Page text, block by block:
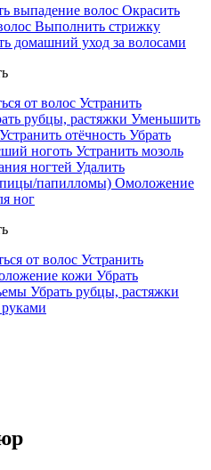
выпадение волос Окрасить
Выполнить стрижку
домашний уход за волосами
от волос Устранить
рубцы, растяжки Уменьшить
Устранить отёчность Убрать
ноготь Устранить мозоль
ногтей Удалить
папилломы) Омоложение
ног
от волос Устранить
кожи Убрать
Убрать рубцы, растяжки